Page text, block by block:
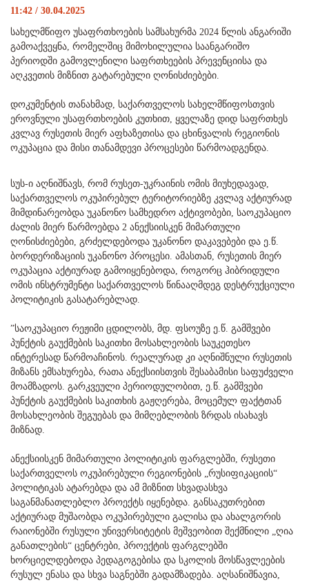
11:42 / 30.04.2025
სახელმწიფო უსაფრთხოების სამსახურმა 2024 წლის ანგარიში
გამოაქვეყნა, რომელშიც მიმოხილულია საანგარიშო
პერიოდში გამოვლენილი საფრთხეების პრევენციისა და
აღკვეთის მიზნით გატარებული ღონისძიებები.
დოკუმენტის თანახმად, საქართველოს სახელმწიფოსთვის
ეროვნული უსაფრთხოების კუთხით, ყველაზე დიდ საფრთხეს
კვლავ რუსეთის მიერ აფხაზეთისა და ცხინვალის რეგიონის
ოკუპაცია და მისი თანამდევი პროცესები წარმოადგენდა.
სუს-ი აღნიშნავს, რომ რუსეთ-უკრაინის ომის მიუხედავად,
საქართველოს ოკუპირებულ ტერიტორიებზე კვლავ აქტიურად
მიმდინარეობდა უკანონო სამხედრო აქტივობები, საოკუპაციო
ძალის მიერ წარმოებდა 2 ანექსიისკენ მიმართული
ღონისძიებები, გრძელდებოდა უკანონო დაკავებები და ე.წ.
ბორდერიზაციის უკანონო პროცესი. ამასთან, რუსეთის მიერ
ოკუპაცია აქტიურად გამოიყენებოდა, როგორც ჰიბრიდული
ომის ინსტრუმენტი საქართველოს წინააღმდეგ დესტრუქციული
პოლიტიკის გასატარებლად.
”საოკუპაციო რეჟიმი ცდილობს, მდ. ფსოუზე ე.წ. გამშვები
პუნქტის გაუქმების საკითხი მოსახლეობის საუკეთესო
ინტერესად წარმოაჩინოს. რეალურად კი აღნიშნული რუსეთის
მიზანს ემსახურება, რათა ანექსიისთვის შესაბამისი საფუძველი
მოამზადოს. გარკვეული პერიოდულობით, ე.წ. გამშვები
პუნქტის გაუქმების საკითხის გაჟღერება, მოცემულ ფაქტთან
მოსახლეობის შეგუებას და მიმღებლობის ზრდას ისახავს
მიზნად.
ანექსიისკენ მიმართული პოლიტიკის ფარგლებში, რუსეთი
საქართველოს ოკუპირებული რეგიონების „რუსიფიკაციის“
პოლიტიკას ატარებდა და ამ მიზნით სხვადასხვა
საგანმანათლებლო პროექტს იყენებდა. განსაკუთრებით
აქტიურად მუშაობდა ოკუპირებული გალისა და ახალგორის
რაიონებში რუსული უნივერსიტეტის მეშვეობით შექმნილი „ღია
განათლების“ ცენტრები, პროექტის ფარგლებში
ხორციელდებოდა პედაგოგებისა და სკოლის მოსწავლეების
რუსულ ენასა და სხვა საგნებში გადამზადება. აღსანიშნავია,